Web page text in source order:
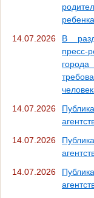
14.07.2026
В
14.07.2026
14.07.2026
14.07.2026